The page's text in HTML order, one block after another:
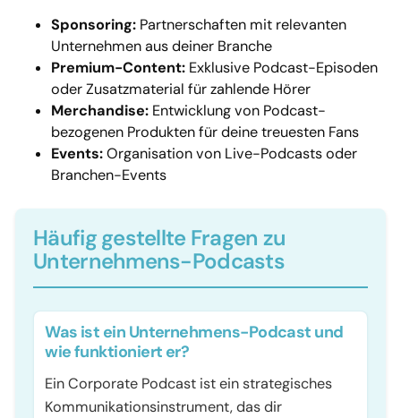
Sponsoring: Partnerschaften mit relevanten
Unternehmen aus deiner Branche
Premium-Content: Exklusive Podcast-Episoden
oder Zusatzmaterial für zahlende Hörer
Merchandise: Entwicklung von Podcast-
bezogenen Produkten für deine treuesten Fans
Events:Organisation von Live-Podcasts oder
Branchen-Events
Häufig gestellte Fragen zu
Unternehmens-Podcasts
Was ist ein Unternehmens-Podcast und
wie funktioniert er?
Ein Corporate Podcast ist ein strategisches
Kommunikationsinstrument, das dir